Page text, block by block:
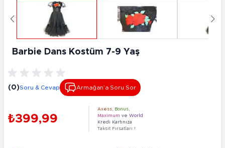
Barbie Dans Kostüm 7-9 Yaş
(0)Soru & Cevap Armağan’a Soru Sor
₺399,99
Axess Bonus
Maximum ve World
Kredi Kartınıza
Taksit Fırsatları !